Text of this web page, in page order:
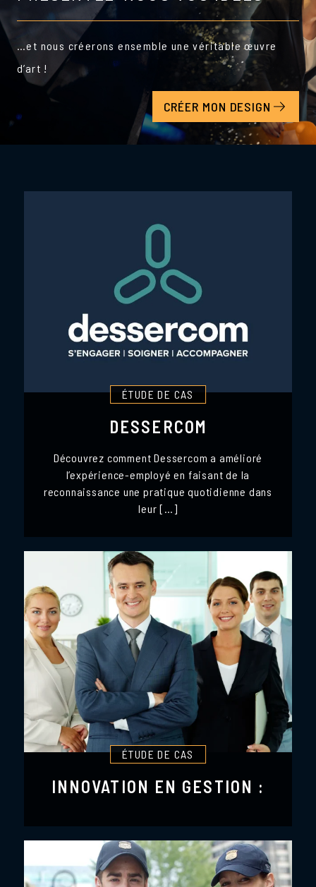
…et nous créerons ensemble une véritable œuvre
d’art !
CRÉER MON DESIGN
ÉTUDE DE CAS
DESSERCOM
Découvrez comment Dessercom a amélioré
l’expérience-employé en faisant de la
reconnaissance une pratique quotidienne dans
leur […]
ÉTUDE DE CAS
INNOVATION EN GESTION :